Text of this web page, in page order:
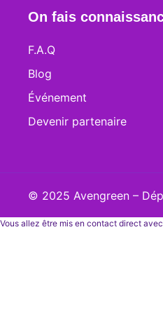
On fais
F.A.Q
Blog
Événement
Devenir partenaire
© 2025 Avengreen –
Vous allez être mis en contact direct